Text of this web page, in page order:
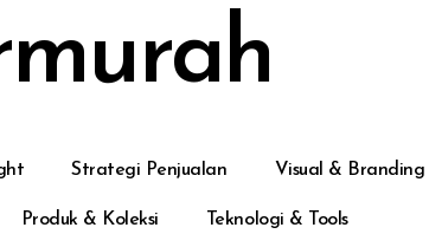
Strategi Penjualan Visual & Branding
Produk & Koleksi Teknologi & Tools